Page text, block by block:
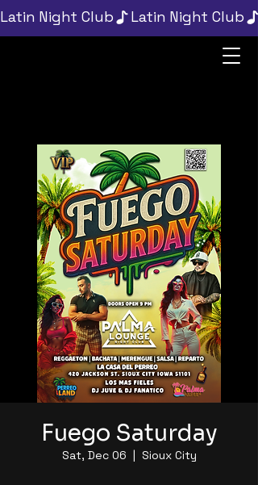
Latin Night Club
Fuego Saturday
Sat, Dec 06
  |
Sioux City